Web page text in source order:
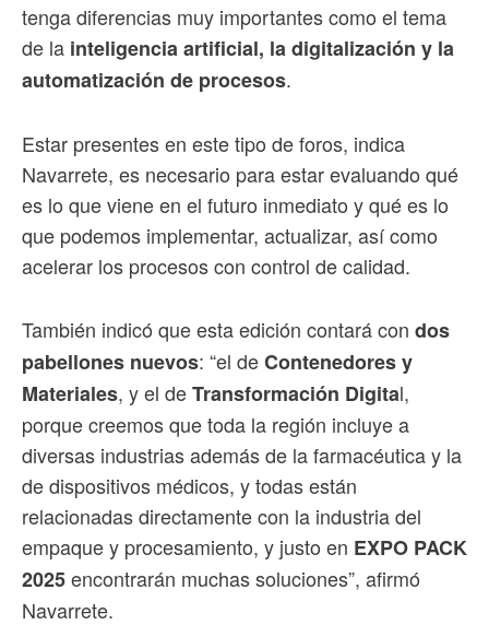
tenga diferencias muy importantes como el tema
de la inteligencia artificial, la digitalización y la
automatización de procesos.
Estar presentes en este tipo de foros, indica
Navarrete, es necesario para estar evaluando qué
es lo que viene en el futuro inmediato y qué es lo
que podemos implementar, actualizar, así como
acelerar los procesos con control de calidad.
También indicó que esta edición contará con dos
pabellones nuevos: “el deContenedores y
Materiales, y el deTransformación Digital,
porque creemos que toda la región incluye a
diversas industrias además de la farmacéutica y la
de dispositivos médicos, y todas están
relacionadas directamente con la industria del
empaque y procesamiento, y justo en EXPO PACK
2025encontrarán muchas soluciones”, afirmó
Navarrete.